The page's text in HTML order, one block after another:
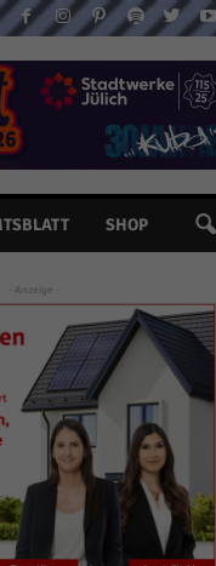
SHOP
- Anzeige -